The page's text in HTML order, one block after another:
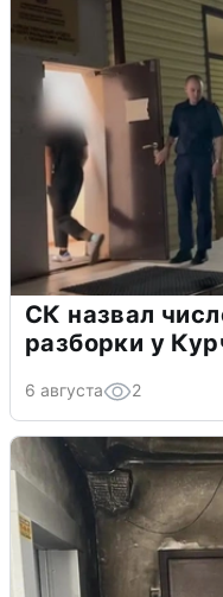
СК назвал
разборки у
6 августа 2